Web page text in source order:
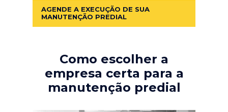
AGENDE A EXECUÇÃO DE SUA
MANUTENÇÃO PREDIAL
Como escolher a
empresa certa para a
manutenção predial